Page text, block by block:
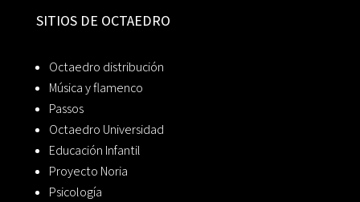
SITIOS DE OCTAEDRO
Octaedro distribución
Música y flamenco
Passos
Octaedro Universidad
Educación Infantil
Proyecto Noria
Psicología